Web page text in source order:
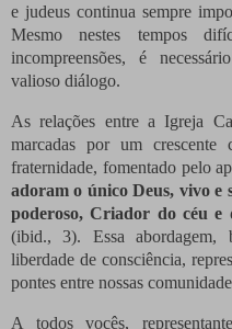
e judeus continua sempre
Mesmo nestes tempos
incompreensões, é
valioso diálogo.
As relações entre a Igreja
marcadas por um
fraternidade, fomentado pelo
adoram o único Deus, vivo e
poderoso, Criador do céu e
(ibid., 3). Essa abordagem,
liberdade de consciência,
pontes entre nossas
A todos vocês,